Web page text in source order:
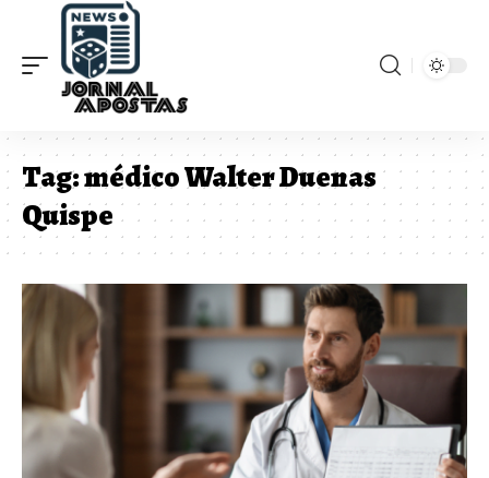
Tag:médico Walter Duenas
Quispe